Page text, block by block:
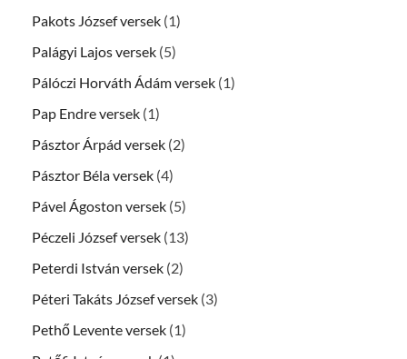
Pakots József versek (1)
Palágyi Lajos versek (5)
Pálóczi Horváth Ádám versek (1)
Pap Endre versek (1)
Pásztor Árpád versek (2)
Pásztor Béla versek (4)
Pável Ágoston versek (5)
Péczeli József versek (13)
Peterdi István versek (2)
Péteri Takáts József versek (3)
Pethő Levente versek (1)